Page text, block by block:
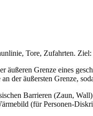
Tore, Zufahrten.
äußeren Grenze eines
der äußersten Grenze,
Barrieren (Zaun,
(für Personen-